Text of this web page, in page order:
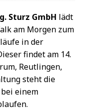
Sturz GmbH lädt
am Morgen zum
in der
findet am 14.
Reutlingen,
steht die
einem